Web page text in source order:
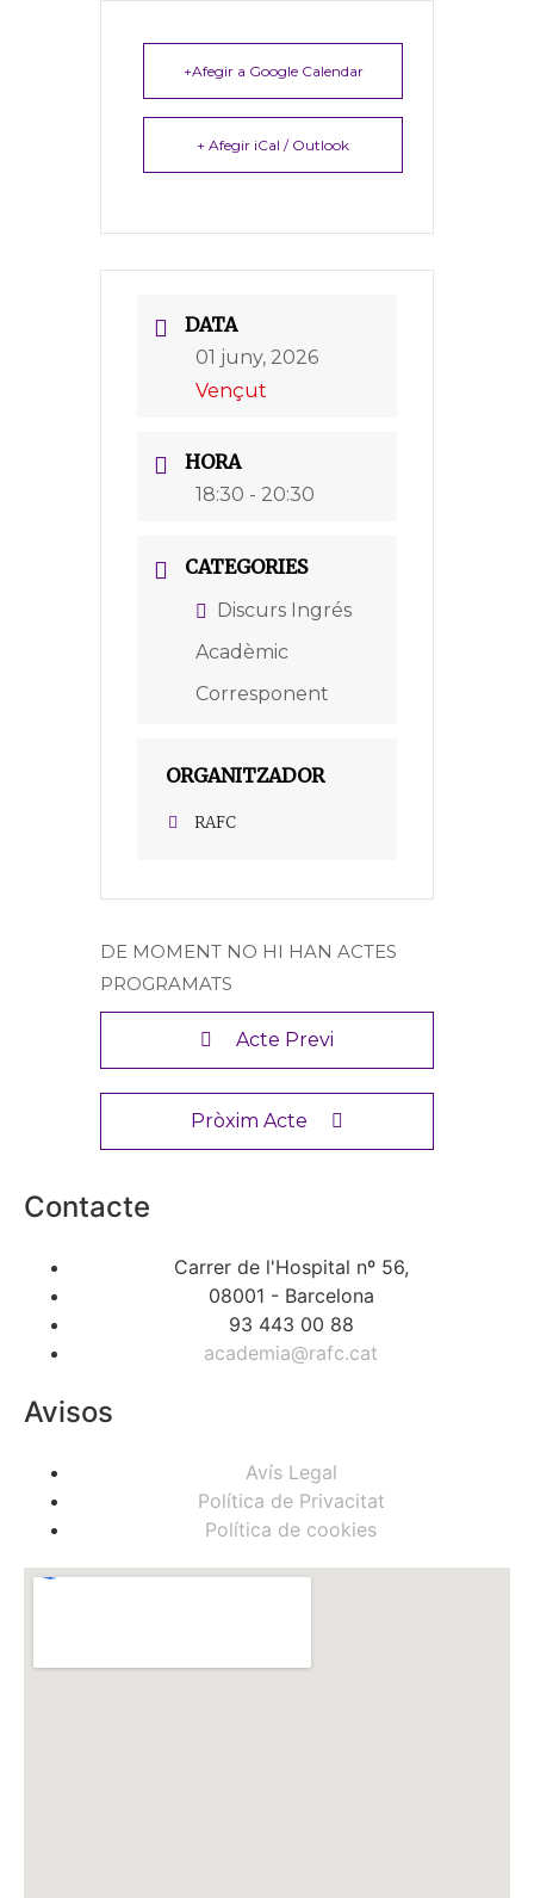
+Afegir a Google Calendar
+ Afegir iCal / Outlook
DATA
01 juny, 2026
Vençut
HORA
18:30 - 20:30
CATEGORIES
Discurs Ingrés
Acadèmic
Corresponent
ORGANITZADOR
RAFC
DE MOMENT NO HI HAN ACTES
PROGRAMATS
Acte Previ
Pròxim Acte
Contacte
Carrer de l'Hospital nº 56,
08001 - Barcelona
93 443 00 88
academia@rafc.cat
Avisos
Avís Legal
Política de Privacitat
Política de cookies